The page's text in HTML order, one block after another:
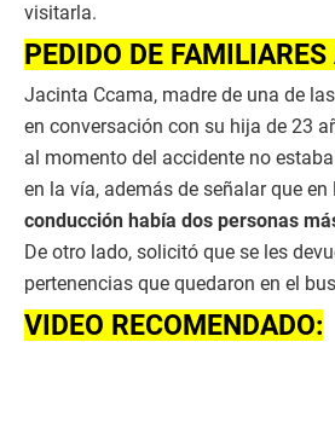
visitarla.
PEDIDO DE
Jacinta Ccama, madre de una de
en conversación con su hija de 23
al momento del accidente no
en la vía, además de señalar que en
conducción había dos personas
De otro lado, solicitó que se les
pertenencias que quedaron en el
VIDEO RECOMENDADO: